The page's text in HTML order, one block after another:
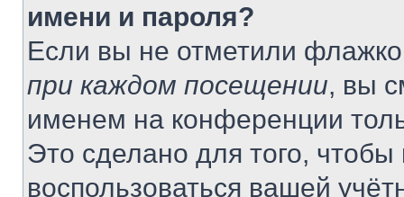
имени и пароля?
Если вы не отметили
при каждом посещении, вы
именем на конференции
Это сделано для того, чтобы
воспользоваться вашей